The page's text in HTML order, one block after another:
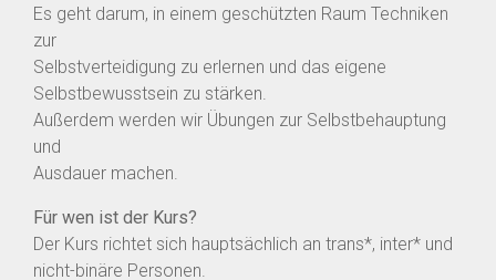
Es geht darum, in einem geschützten Raum Techniken
zur
Selbstverteidigung zu erlernen und das eigene
Selbstbewusstsein zu stärken.
Außerdem werden wir Übungen zur Selbstbehauptung
und
Ausdauer machen.
Für wen ist der Kurs?
Der Kurs richtet sich hauptsächlich an trans*, inter* und
nicht-binäre Personen.